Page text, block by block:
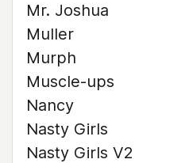
Mr. Joshua
Muller
Murph
Muscle-ups
Nancy
Nasty Girls
Nasty Girls V2